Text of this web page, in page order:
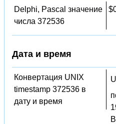
Delphi, Pascal значение
числа 372536
Дата и время
Конвертация UNIX
timestamp 372536 в
дату и время